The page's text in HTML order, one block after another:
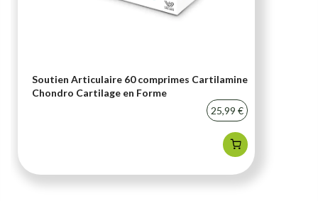
Soutien Articulaire 60 comprimes Cartilamine
Chondro Cartilage en Forme
25,99 €